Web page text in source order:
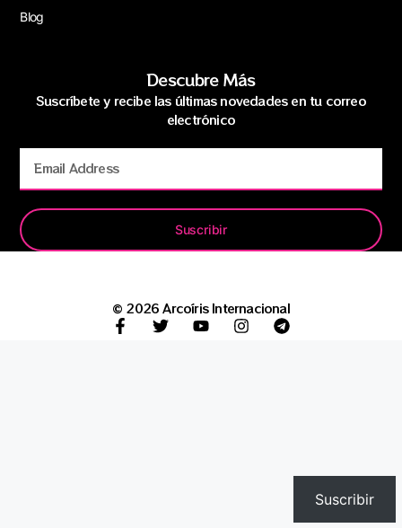
Blog
Descubre Más
Suscríbete y recibe las últimas novedades en tu correo
electrónico
Suscribir
© 2026 Arcoíris Internacional
Suscribir